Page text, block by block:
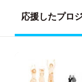
応援したプロ